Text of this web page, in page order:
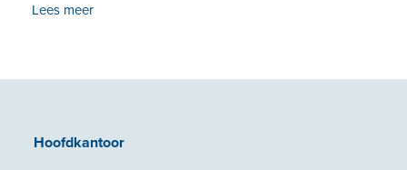
Lees meer
Hoofdkantoor